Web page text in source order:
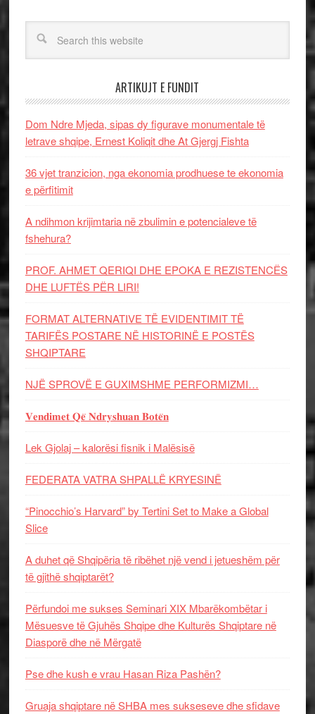
ARTIKUJT E FUNDIT
Dom Ndre Mjeda, sipas dy figurave monumentale të
letrave shqipe, Ernest Koliqit dhe At Gjergj Fishta
36 vjet tranzicion, nga ekonomia prodhuese te ekonomia
e përfitimit
A ndihmon krijimtaria në zbulimin e potencialeve të
fshehura?
PROF. AHMET QERIQI DHE EPOKA E REZISTENCЁS
DHE LUFTЁS PЁR LIRI!
FORMAT ALTERNATIVE TË EVIDENTIMIT TË
TARIFËS POSTARE NË HISTORINË E POSTËS
SHQIPTARE
NJË SPROVË E GUXIMSHME PERFORMIZMI…
𝐕𝐞𝐧𝐝𝐢𝐦𝐞𝐭 𝐐𝐞̈ 𝐍𝐝𝐫𝐲𝐬𝐡𝐮𝐚𝐧 𝐁𝐨𝐭𝐞̈𝐧
Lek Gjolaj – kalorësi fisnik i Malësisë
FEDERATA VATRA SHPALLË KRYESINË
“Pinocchio’s Harvard” by Tertini Set to Make a Global
Slice
A duhet që Shqipëria të ribëhet një vend i jetueshëm për
të gjithë shqiptarët?
Përfundoi me sukses Seminari XIX Mbarëkombëtar i
Mësuesve të Gjuhës Shqipe dhe Kulturës Shqiptare në
Diasporë dhe në Mërgatë
Pse dhe kush e vrau Hasan Riza Pashën?
Gruaja shqiptare në SHBA mes sukseseve dhe sfidave